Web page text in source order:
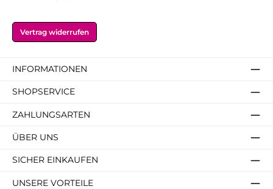
Vertrag widerrufen
INFORMATIONEN
SHOPSERVICE
ZAHLUNGSARTEN
ÜBER UNS
SICHER EINKAUFEN
UNSERE VORTEILE